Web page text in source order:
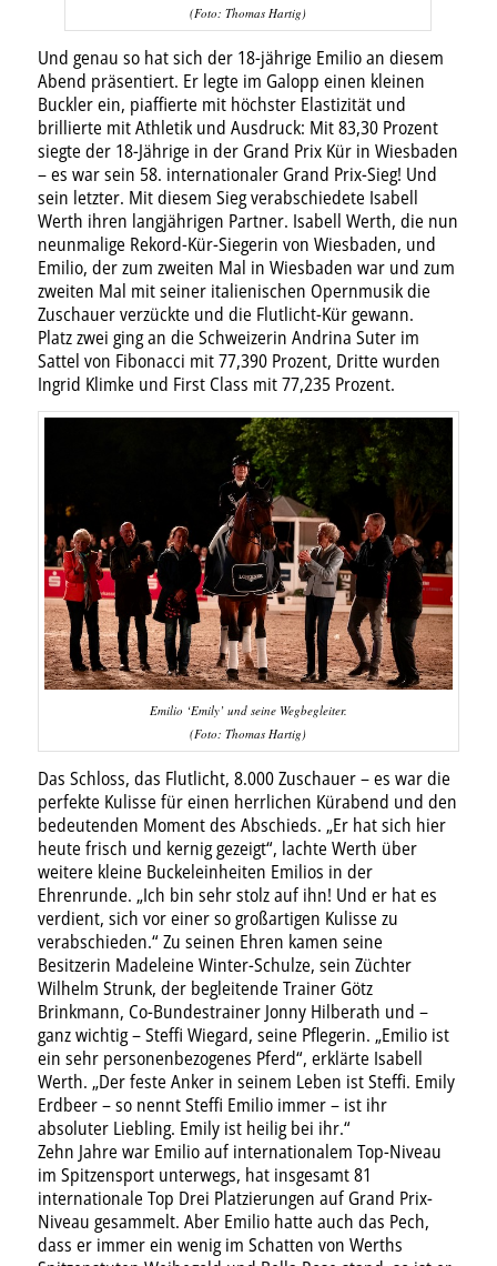
(Foto: Thomas Hartig)
Und genau so hat sich der 18-jährige Emilio an diesem
Abend präsentiert. Er legte im Galopp einen kleinen
Buckler ein, piaffierte mit höchster Elastizität und
brillierte mit Athletik und Ausdruck: Mit 83,30 Prozent
siegte der 18-Jährige in der Grand Prix Kür in Wiesbaden
– es war sein 58. internationaler Grand Prix-Sieg! Und
sein letzter. Mit diesem Sieg verabschiedete Isabell
Werth ihren langjährigen Partner. Isabell Werth, die nun
neunmalige Rekord-Kür-Siegerin von Wiesbaden, und
Emilio, der zum zweiten Mal in Wiesbaden war und zum
zweiten Mal mit seiner italienischen Opernmusik die
Zuschauer verzückte und die Flutlicht-Kür gewann.
Platz zwei ging an die Schweizerin Andrina Suter im
Sattel von Fibonacci mit 77,390 Prozent, Dritte wurden
Ingrid Klimke und First Class mit 77,235 Prozent.
Emilio ‘Emily’ und seine Wegbegleiter.
(Foto: Thomas Hartig)
Das Schloss, das Flutlicht, 8.000 Zuschauer – es war die
perfekte Kulisse für einen herrlichen Kürabend und den
bedeutenden Moment des Abschieds. „Er hat sich hier
heute frisch und kernig gezeigt“, lachte Werth über
weitere kleine Buckeleinheiten Emilios in der
Ehrenrunde. „Ich bin sehr stolz auf ihn! Und er hat es
verdient, sich vor einer so großartigen Kulisse zu
verabschieden.“ Zu seinen Ehren kamen seine
Besitzerin Madeleine Winter-Schulze, sein Züchter
Wilhelm Strunk, der begleitende Trainer Götz
Brinkmann, Co-Bundestrainer Jonny Hilberath und –
ganz wichtig – Steffi Wiegard, seine Pflegerin. „Emilio ist
ein sehr personenbezogenes Pferd“, erklärte Isabell
Werth. „Der feste Anker in seinem Leben ist Steffi. Emily
Erdbeer – so nennt Steffi Emilio immer – ist ihr
absoluter Liebling. Emily ist heilig bei ihr.“
Zehn Jahre war Emilio auf internationalem Top-Niveau
im Spitzensport unterwegs, hat insgesamt 81
internationale Top Drei Platzierungen auf Grand Prix-
Niveau gesammelt. Aber Emilio hatte auch das Pech,
dass er immer ein wenig im Schatten von Werths